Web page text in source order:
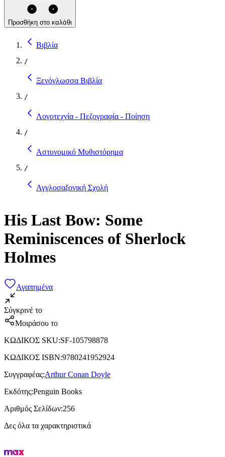
Προσθήκη στο καλάθι
Βιβλία
/
Ξενόγλωσσα Βιβλία
/
Λογοτεχνία - Πεζογραφία - Ποίηση
/
Αστυνομικό Μυθιστόρημα
/
Αγγλοσαξονική Σχολή
His Last Bow: Some
Reminiscences of Sherlock
Holmes
Αγαπημένα
Σύγκρινέ το
Μοιράσου το
ΚΩΔΙΚΟΣ SKU:SF-105798878
ΚΩΔΙΚΟΣ ISBN:9780241952924
Συγγραφέας:Arthur Conan Doyle
Εκδότης:Penguin Books
Αριθμός Σελίδων:256
Δες όλα τα χαρακτηριστικά